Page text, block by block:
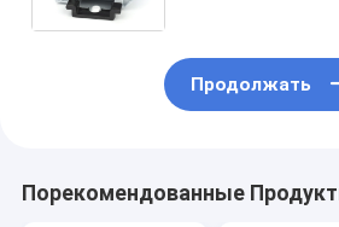
Продолжать
Порекомендованные